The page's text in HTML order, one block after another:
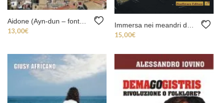
13,00€
15,00€